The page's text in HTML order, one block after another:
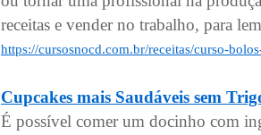
receitas e vender no trabalho, para
https://cursosnocd.com.br/receitas/curso-
Cupcakes mais Saudáveis sem
É possível comer um docinho com